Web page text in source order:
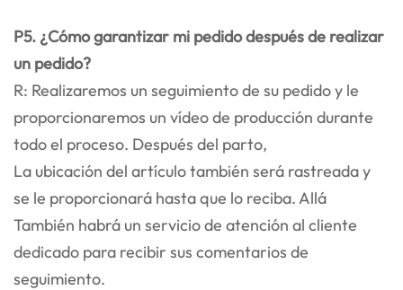
P5. ¿Cómo garantizar mi pedido después de realizar
un pedido?
R: Realizaremos un seguimiento de su pedido y le
proporcionaremos un vídeo de producción durante
todo el proceso. Después del parto,
La ubicación del artículo también será rastreada y
se le proporcionará hasta que lo reciba. Allá
También habrá un servicio de atención al cliente
dedicado para recibir sus comentarios de
seguimiento.